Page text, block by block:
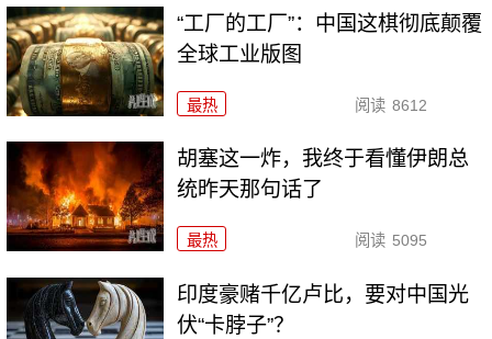
“工厂的工厂”：中国这棋彻底颠覆
全球工业版图
最热 阅读 8612
胡塞这一炸，我终于看懂伊朗总
统昨天那句话了
最热 阅读 5095
印度豪赌千亿卢比，要对中国光
伏“卡脖子”？